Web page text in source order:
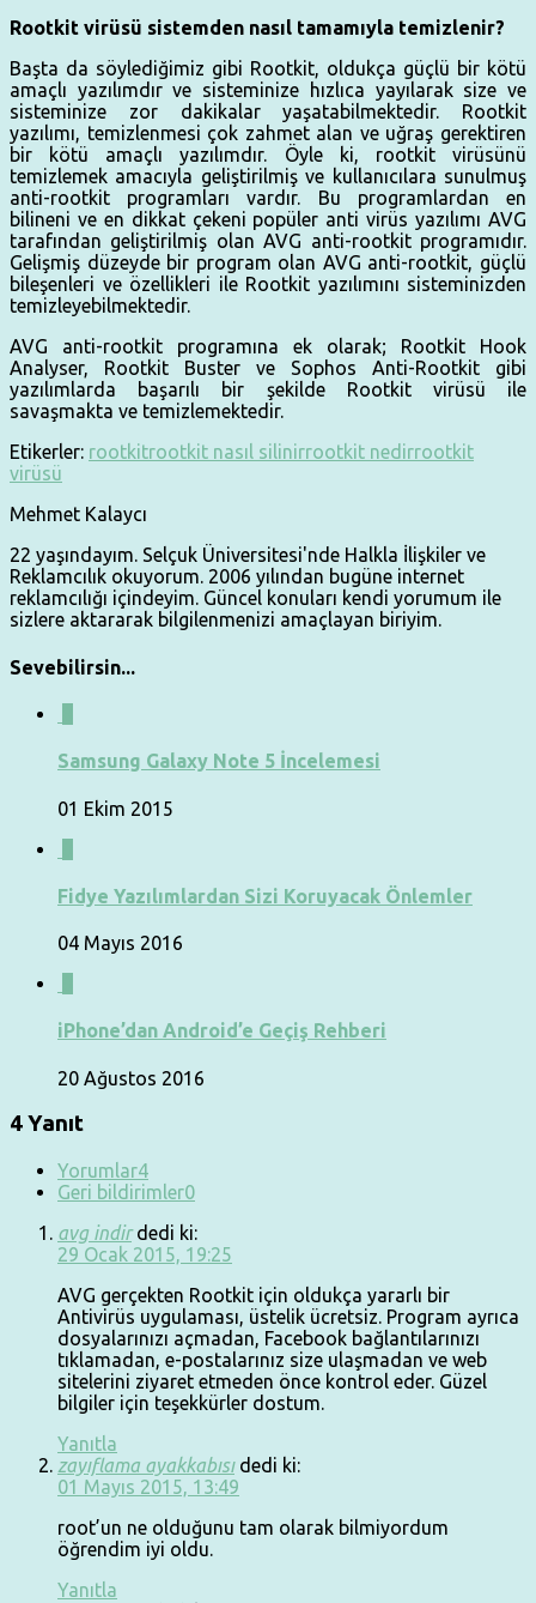
Rootkit virüsü sistemden nasıl tamamıyla temizlenir?
Başta da söylediğimiz gibi Rootkit, oldukça güçlü bir kötü
amaçlı yazılımdır ve sisteminize hızlıca yayılarak size ve
sisteminize zor dakikalar yaşatabilmektedir. Rootkit
yazılımı, temizlenmesi çok zahmet alan ve uğraş gerektiren
bir kötü amaçlı yazılımdır. Öyle ki, rootkit virüsünü
temizlemek amacıyla geliştirilmiş ve kullanıcılara sunulmuş
anti-rootkit programları vardır. Bu programlardan en
bilineni ve en dikkat çekeni popüler anti virüs yazılımı AVG
tarafından geliştirilmiş olan AVG anti-rootkit programıdır.
Gelişmiş düzeyde bir program olan AVG anti-rootkit, güçlü
bileşenleri ve özellikleri ile Rootkit yazılımını sisteminizden
temizleyebilmektedir.
AVG anti-rootkit programına ek olarak; Rootkit Hook
Analyser, Rootkit Buster ve Sophos Anti-Rootkit gibi
yazılımlarda başarılı bir şekilde Rootkit virüsü ile
savaşmakta ve temizlemektedir.
Etikerler: rootkitrootkit nasıl silinirrootkit nedirrootkit
virüsü
Mehmet Kalaycı
22 yaşındayım. Selçuk Üniversitesi'nde Halkla İlişkiler ve
Reklamcılık okuyorum. 2006 yılından bugüne internet
reklamcılığı içindeyim. Güncel konuları kendi yorumum ile
sizlere aktararak bilgilenmenizi amaçlayan biriyim.
Sevebilirsin...
Samsung Galaxy Note 5 İncelemesi
01 Ekim 2015
Fidye Yazılımlardan Sizi Koruyacak Önlemler
04 Mayıs 2016
iPhone’dan Android’e Geçiş Rehberi
20 Ağustos 2016
4 Yanıt
Yorumlar4
Geri bildirimler0
avg indir dedi ki:
29 Ocak 2015, 19:25
AVG gerçekten Rootkit için oldukça yararlı bir
Antivirüs uygulaması, üstelik ücretsiz. Program ayrıca
dosyalarınızı açmadan, Facebook bağlantılarınızı
tıklamadan, e-postalarınız size ulaşmadan ve web
sitelerini ziyaret etmeden önce kontrol eder. Güzel
bilgiler için teşekkürler dostum.
Yanıtla
zayıflama ayakkabısı dedi ki:
01 Mayıs 2015, 13:49
root’un ne olduğunu tam olarak bilmiyordum
öğrendim iyi oldu.
Yanıtla